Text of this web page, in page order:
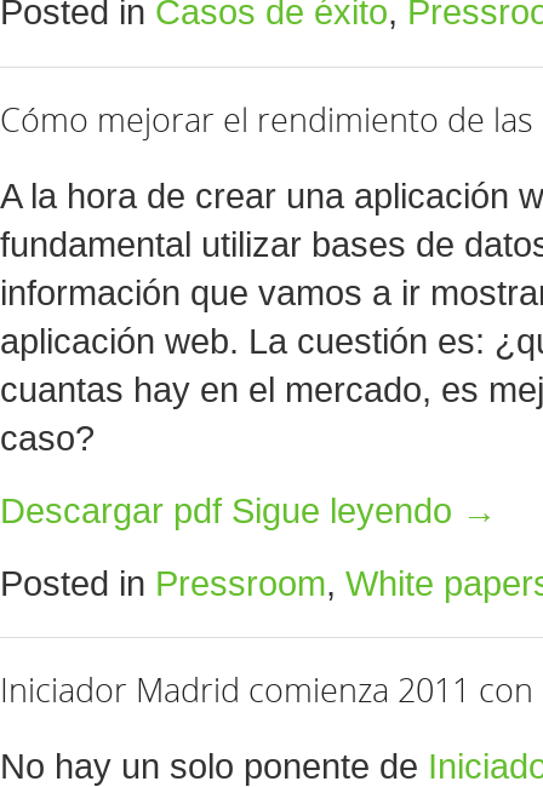
Posted in Casos de éxito,
Cómo mejorar el rendimiento de
A la hora de crear una aplicación
fundamental utilizar bases de
información que vamos a ir
aplicación web. La cuestión es:
cuantas hay en el mercado, es
caso?
Descargar pdf Sigue leyendo →
Posted in Pressroom, White
Iniciador Madrid comienza 2011 con
No hay un solo ponente de